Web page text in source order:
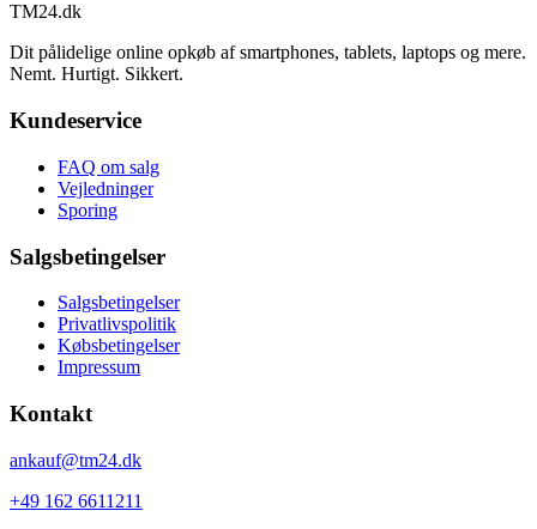
TM24.dk
Dit pålidelige online opkøb af smartphones, tablets, laptops og mere.
Nemt. Hurtigt. Sikkert.
Kundeservice
FAQ om salg
Vejledninger
Sporing
Salgsbetingelser
Salgsbetingelser
Privatlivspolitik
Købsbetingelser
Impressum
Kontakt
ankauf@tm24.dk
+49 162 6611211